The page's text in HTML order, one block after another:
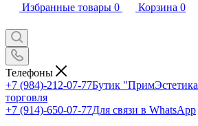
Избранные товары 0 Корзина 0
Телефоны
+7 (984)-212-07-77Бутик
торговля
+7 (914)-650-07-77Для связи в WhatsApp